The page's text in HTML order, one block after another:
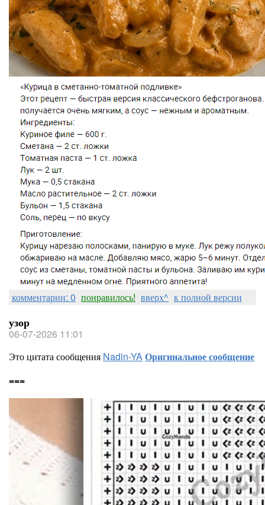
комментарии: 0 понравилось! вверх^ к полной версии
узор
06-07-2026 11:01
Это цитата сообщения Nadin-YAОригинальное сообщение
===